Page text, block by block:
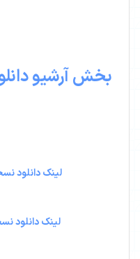
بخش آرشیو
لینک دانلود
لینک دانلود